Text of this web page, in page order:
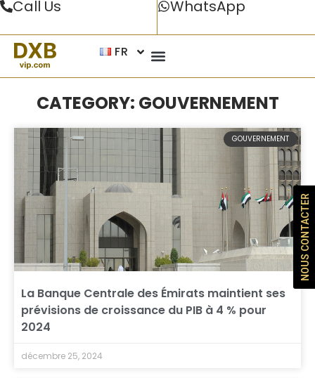
Call Us WhatsApp
FR
CATEGORY: GOUVERNEMENT
GOUVERNEMENT
La Banque Centrale des Émirats maintient ses
prévisions de croissance du PIB à 4 % pour
2024
décembre 25, 2024
NOUS CONTACTER